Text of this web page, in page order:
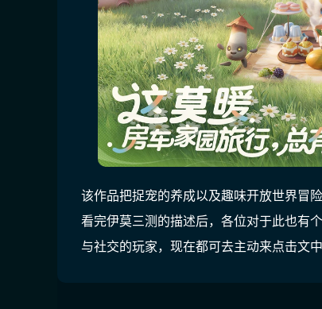
该作品把捉宠的养成以及趣味开放世界冒
看完伊莫三测的描述后，各位对于此也有
与社交的玩家，现在都可去主动来点击文